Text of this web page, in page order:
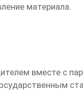
материала.
вместе с